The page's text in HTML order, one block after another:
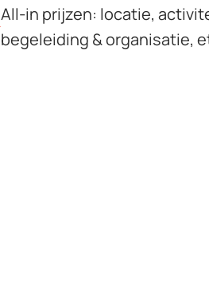
All-in prijzen: locatie,
begeleiding & organisatie,